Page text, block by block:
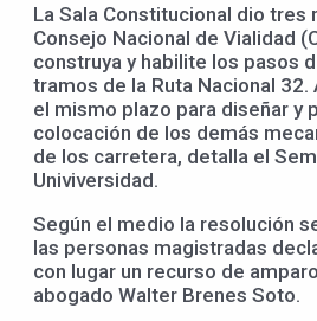
La Sala Constitucional dio
Consejo Nacional de Vialidad
construya y habilite los pasos
tramos de la Ruta Nacional
el mismo plazo para diseñar y
colocación de los demás
de los carretera, detalla el
Univiversidad.
Según el medio la resolución
las personas magistradas
con lugar un recurso de
abogado Walter Brenes Soto.